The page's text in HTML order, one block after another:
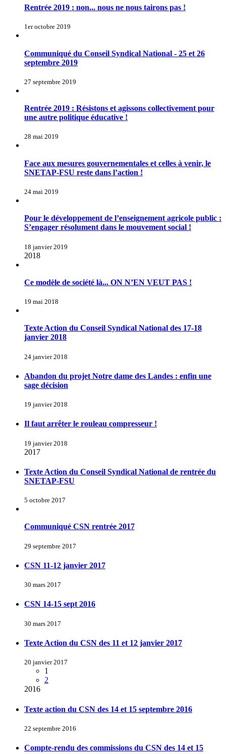
Rentrée 2019 : non... nous ne nous tairons pas !
1er octobre 2019
Communiqué du Conseil Syndical National - 25 et 26
septembre 2019
27 septembre 2019
Rentrée 2019 : Résistons et agissons collectivement pour
une autre politique éducative !
28 mai 2019
Face aux mesures gouvernementales et celles à venir, le
SNETAP-FSU reste dans l’action !
24 mai 2019
Pour le développement de l’enseignement agricole public :
S’engager résolument dans le mouvement social !
18 janvier 2019
2018
Ce modèle de société là... ON N’EN VEUT PAS !
19 mai 2018
Texte Action du Conseil Syndical National des 17-18
janvier 2018
24 janvier 2018
Abandon du projet Notre dame des Landes : enfin une
sage décision
19 janvier 2018
Il faut arrêter le rouleau compresseur !
19 janvier 2018
2017
Texte Action du Conseil Syndical National de rentrée du
SNETAP-FSU
5 octobre 2017
Communiqué CSN rentrée 2017
29 septembre 2017
CSN 11-12 janvier 2017
30 mars 2017
CSN 14-15 sept 2016
30 mars 2017
Texte Action du CSN des 11 et 12 janvier 2017
20 janvier 2017
1
2
2016
Texte action du CSN des 14 et 15 septembre 2016
22 septembre 2016
Compte-rendu des commissions du CSN des 14 et 15